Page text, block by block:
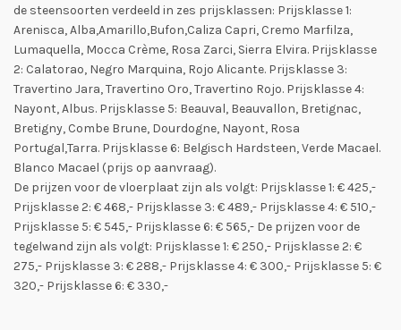
de steensoorten verdeeld in zes prijsklassen: Prijsklasse 1:
Arenisca, Alba,Amarillo,Bufon,Caliza Capri, Cremo Marfilza,
Lumaquella, Mocca Crème, Rosa Zarci, Sierra Elvira. Prijsklasse
2: Calatorao, Negro Marquina, Rojo Alicante. Prijsklasse 3:
Travertino Jara, Travertino Oro, Travertino Rojo. Prijsklasse 4:
Nayont, Albus. Prijsklasse 5: Beauval, Beauvallon, Bretignac,
Bretigny, Combe Brune, Dourdogne, Nayont, Rosa
Portugal,Tarra. Prijsklasse 6: Belgisch Hardsteen, Verde Macael.
Blanco Macael (prijs op aanvraag).
De prijzen voor de vloerplaat zijn als volgt: Prijsklasse 1: € 425,-
Prijsklasse 2: € 468,- Prijsklasse 3: € 489,- Prijsklasse 4: € 510,-
Prijsklasse 5: € 545,- Prijsklasse 6: € 565,- De prijzen voor de
tegelwand zijn als volgt: Prijsklasse 1: € 250,- Prijsklasse 2: €
275,- Prijsklasse 3: € 288,- Prijsklasse 4: € 300,- Prijsklasse 5: €
320,- Prijsklasse 6: € 330,-